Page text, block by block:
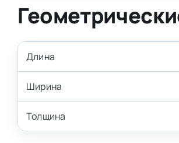
Длина
Ширина
Толщина